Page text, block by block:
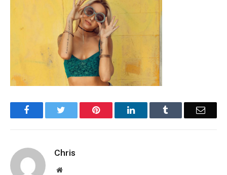
Facebook Pinterest LinkedIn Email
Chris
Website